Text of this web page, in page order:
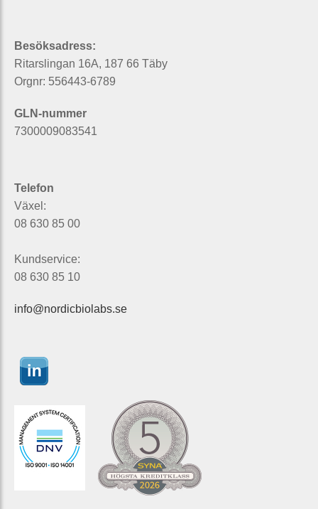
Besöksadress:
Ritarslingan 16A, 187 66 Täby
Orgnr: 556443-6789
GLN-nummer
7300009083541
Telefon
Växel:
08 630 85 00
Kundservice:
08 630 85 10
info@nordicbiolabs.se